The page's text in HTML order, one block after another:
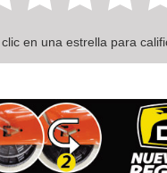
clic en una estrella para